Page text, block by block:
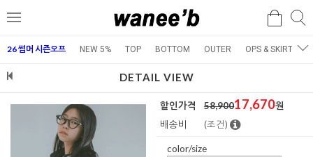
메
검
26 썸머 시즌오프 NEW 5% TOP BOTTOM OUTER OPS & SKIRT
DETAIL VIEW
할인가격 58,90017,670원
배송비
(조건)
color/size